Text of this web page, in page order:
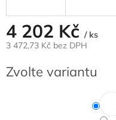
4 202 Kč / ks
3 472,73 Kč bez DPH
cena:
Zvolte variantu